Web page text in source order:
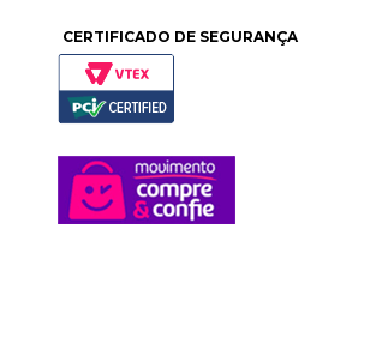
CERTIFICADO DE SEGURANÇA